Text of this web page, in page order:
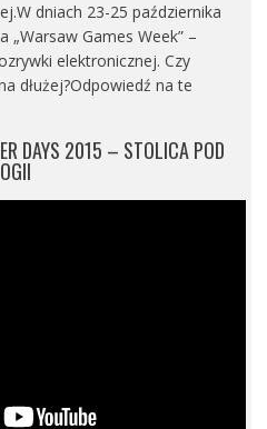
dniach 23-25 października
„Warsaw Games Week” –
elektronicznej. Czy
dłużej?Odpowiedź na te
DAYS 2015 – STOLICA POD